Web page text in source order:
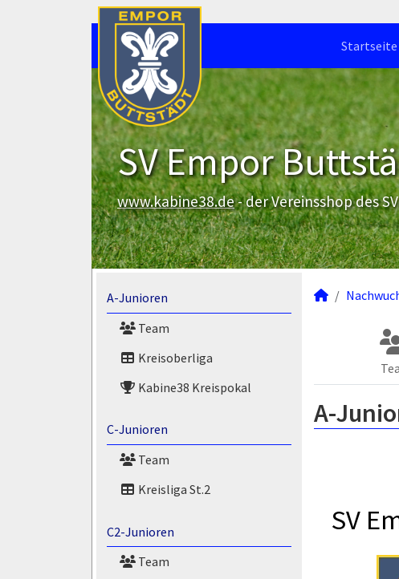
Startseite
SV Empor
www.kabine38.de- der Vereinsshop des
A-Junioren
Team
Kreisoberliga
Kabine38 Kreispokal
C-Junioren
Team
Kreisliga St.2
C2-Junioren
Team
A-
SV